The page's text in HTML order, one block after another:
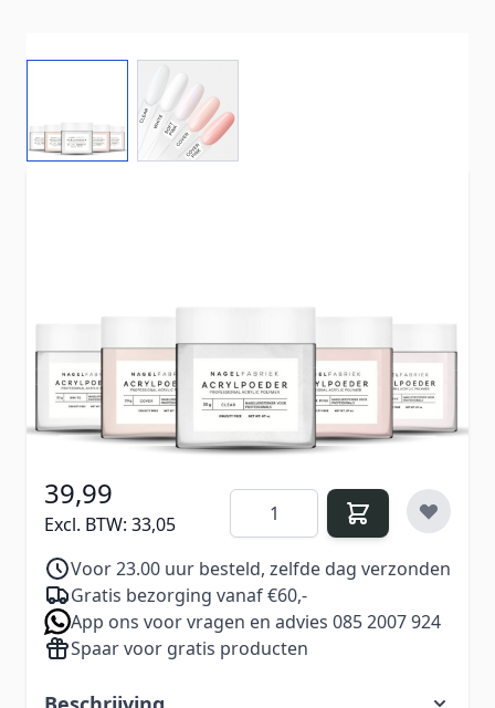
View larger imageView larger image
nagelstylisten die verschillende tinten willen
veelzijdige basis zoeken voor professioneel
acrylwerk.
39,99
Excl. BTW: 33,05
Aantal
Voor 23.00 uur besteld, zelfde dag verzonden
Gratis bezorging vanaf €60,-
App ons voor vragen en advies 085 2007 924
Spaar voor gratis producten